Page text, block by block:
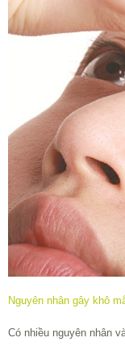
Nguyên nhân gây khô
Có nhiều nguyên nhân